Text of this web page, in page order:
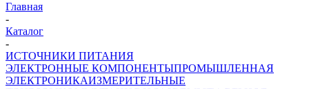
Главная
-
Каталог
-
ИСТОЧНИКИ ПИТАНИЯ
ЭЛЕКТРОННЫЕ КОМПОНЕНТЫПРОМЫШЛЕННАЯ
ЭЛЕКТРОНИКАИЗМЕРИТЕЛЬНЫЕ